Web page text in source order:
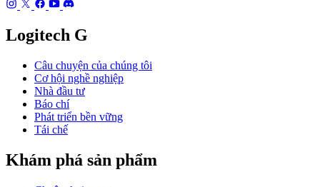
Logitech G
Câu chuyện của chúng tôi
Cơ hội nghề nghiệp
Nhà đầu tư
Báo chí
Phát triển bền vững
Tái chế
Khám phá sản phẩm